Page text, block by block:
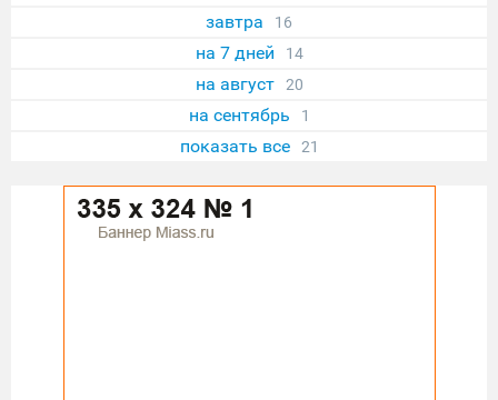
завтра 16
на 7 дней 14
на август 20
на сентябрь 1
показать все 21